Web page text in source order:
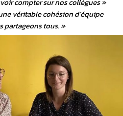
véritable cohésion d’équipe
partageons tous. »